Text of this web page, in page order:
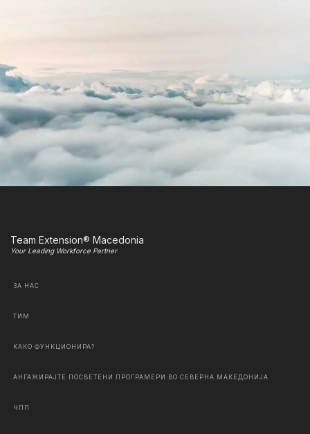
Team Extension® Macedonia
Your Leading Workforce Partner
ЗА НАС
ТИМ
КАКО ФУНКЦИОНИРА?
АНГАЖИРАЈТЕ ПОСВЕТЕНИ ПРОГРАМЕРИ ВО СЕВЕРНА МАКЕДОНИЈА
ЧПП